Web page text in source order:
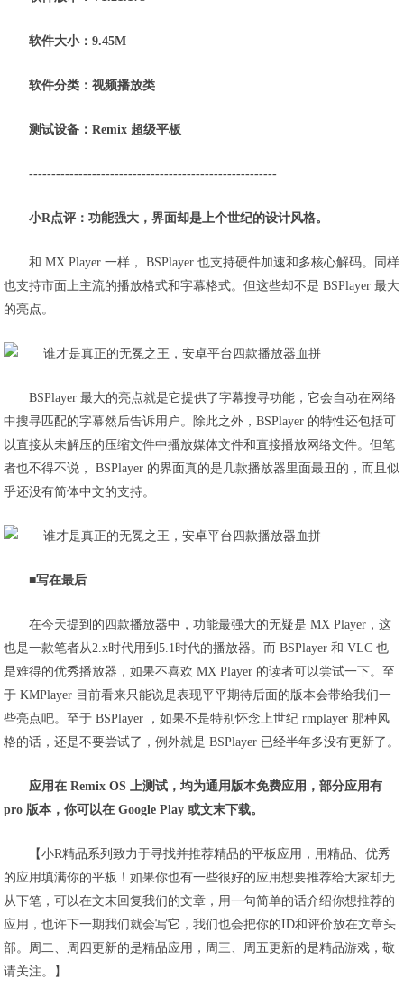
软件大小：9.45M
软件分类：视频播放类
测试设备：Remix 超级平板
-------------------------------------------------------
小R点评：功能强大，界面却是上个世纪的设计风格。
和 MX Player 一样， BSPlayer 也支持硬件加速和多核心解码。同样
也支持市面上主流的播放格式和字幕格式。但这些却不是 BSPlayer 最大
的亮点。
BSPlayer 最大的亮点就是它提供了字幕搜寻功能，它会自动在网络
中搜寻匹配的字幕然后告诉用户。除此之外，BSPlayer 的特性还包括可
以直接从未解压的压缩文件中播放媒体文件和直接播放网络文件。但笔
者也不得不说， BSPlayer 的界面真的是几款播放器里面最丑的，而且似
乎还没有简体中文的支持。
■写在最后
在今天提到的四款播放器中，功能最强大的无疑是 MX Player，这
也是一款笔者从2.x时代用到5.1时代的播放器。而 BSPlayer 和 VLC 也
是难得的优秀播放器，如果不喜欢 MX Player 的读者可以尝试一下。至
于 KMPlayer 目前看来只能说是表现平平期待后面的版本会带给我们一
些亮点吧。至于 BSPlayer ，如果不是特别怀念上世纪 rmplayer 那种风
格的话，还是不要尝试了，例外就是 BSPlayer 已经半年多没有更新了。
应用在 Remix OS 上测试，均为通用版本免费应用，部分应用有
pro 版本，你可以在 Google Play 或文末下载。
【小R精品系列致力于寻找并推荐精品的平板应用，用精品、优秀
的应用填满你的平板！如果你也有一些很好的应用想要推荐给大家却无
从下笔，可以在文末回复我们的文章，用一句简单的话介绍你想推荐的
应用，也许下一期我们就会写它，我们也会把你的ID和评价放在文章头
部。周二、周四更新的是精品应用，周三、周五更新的是精品游戏，敬
请关注。】